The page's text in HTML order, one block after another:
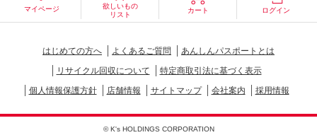
マイページ
欲しいもの
リスト
カート ログイン
はじめての方へ よくあるご質問
あんしんパスポートとは
リサイクル回収について
特定商取引法に基づく表示
個人情報保護方針
店舗情報 サイトマップ 会社案内 採用情報
© K's HOLDINGS CORPORATION